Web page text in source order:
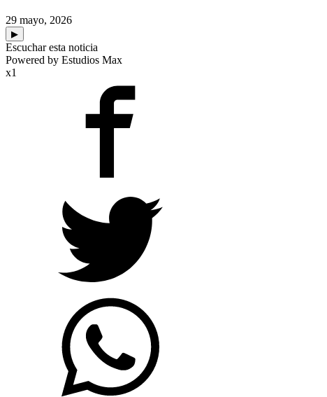
29 mayo, 2026
▶
Escuchar esta noticia
Powered by Estudios Max
x1